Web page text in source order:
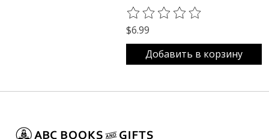
The rating of this product is
$6.99
Добавить в корзину